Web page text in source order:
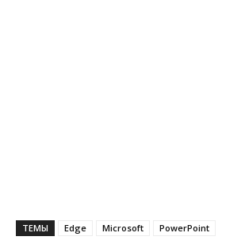
ТЕМЫ Edge Microsoft PowerPoint